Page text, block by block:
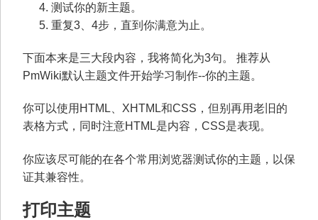
测试你的新主题。
重复3、4步，直到你满意为止。
下面本来是三大段内容，我将简化为3句。 推荐从
PmWiki默认主题文件开始学习制作--你的主题。
你可以使用HTML、XHTML和CSS，但别再用老旧的
表格方式，同时注意HTML是内容，CSS是表现。
你应该尽可能的在各个常用浏览器测试你的主题，以保
证其兼容性。
打印主题